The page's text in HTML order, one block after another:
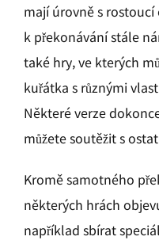
mají úrovně s
k překonávání stále
také hry, ve kterých
kuřátka s různými
Některé verze
můžete soutěžit s
Kromě samotného
některých hrách
například sbírat